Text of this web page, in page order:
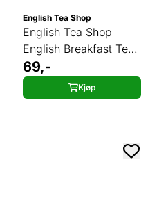
English Tea Shop
English Tea Shop
English Breakfast Tea
20 poser
69,-
Kjøp